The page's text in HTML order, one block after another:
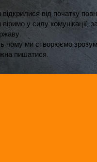
від початку
у силу комунікації,
чому ми створюємо
пишатися.